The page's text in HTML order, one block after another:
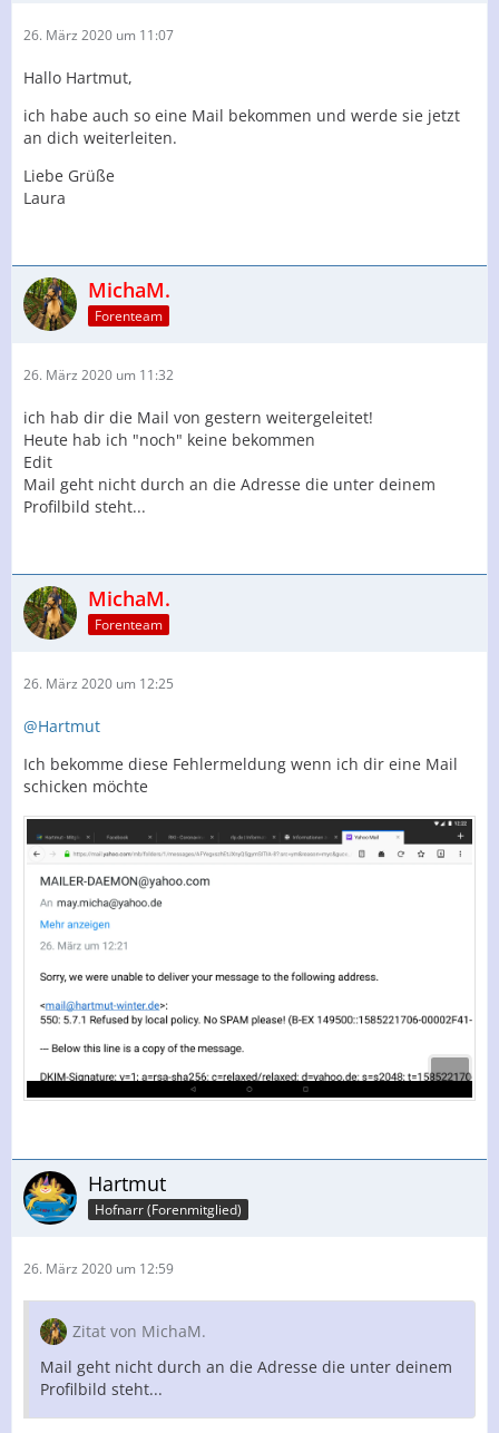
26. März 2020 um 11:07
Hallo Hartmut,
ich habe auch so eine Mail bekommen und werde sie jetzt
an dich weiterleiten.
Liebe Grüße
Laura
MichaM.
Forenteam
26. März 2020 um 11:32
ich hab dir die Mail von gestern weitergeleitet!
Heute hab ich "noch" keine bekommen
Edit
Mail geht nicht durch an die Adresse die unter deinem
Profilbild steht...
MichaM.
Forenteam
26. März 2020 um 12:25
@Hartmut
Ich bekomme diese Fehlermeldung wenn ich dir eine Mail
schicken möchte
Hartmut
Hofnarr (Forenmitglied)
26. März 2020 um 12:59
Zitat von MichaM.
Mail geht nicht durch an die Adresse die unter deinem
Profilbild steht...